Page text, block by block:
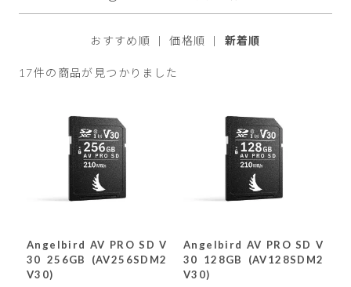
おすすめ順 |価格順 | 新着順
17件の商品が見つかりました
Angelbird AV PRO SD V
30 256GB (AV256SDM2
V30)
Angelbird AV PRO SD V
30 128GB (AV128SDM2
V30)